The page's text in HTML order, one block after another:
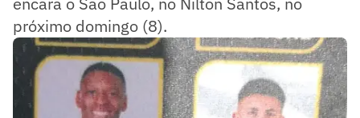
próximo domingo (8).